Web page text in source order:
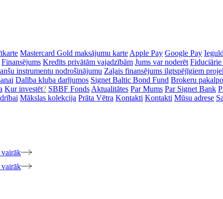
Mastercard Gold maksājumu karte Apple Pay Google Pay
Finansējums Kredīts privātām vajadzībām Jums var noderēt
instrumentu nodrošinājumu Zaļais finansējums ilgtspējīgiem
Dalība kluba darījumos Signet Baltic Bond Fund Brokeru
Kur investēt? SBBF Fonds Aktualitātes Par Mums Par Signet Bank
Mākslas kolekcija Prāta Vētra Kontakti Kontakti Mūsu adrese